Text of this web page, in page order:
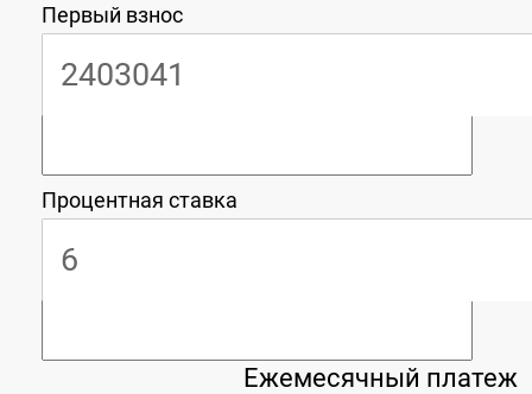
Первый взнос
Процентная ставка
Ежемесячный платеж